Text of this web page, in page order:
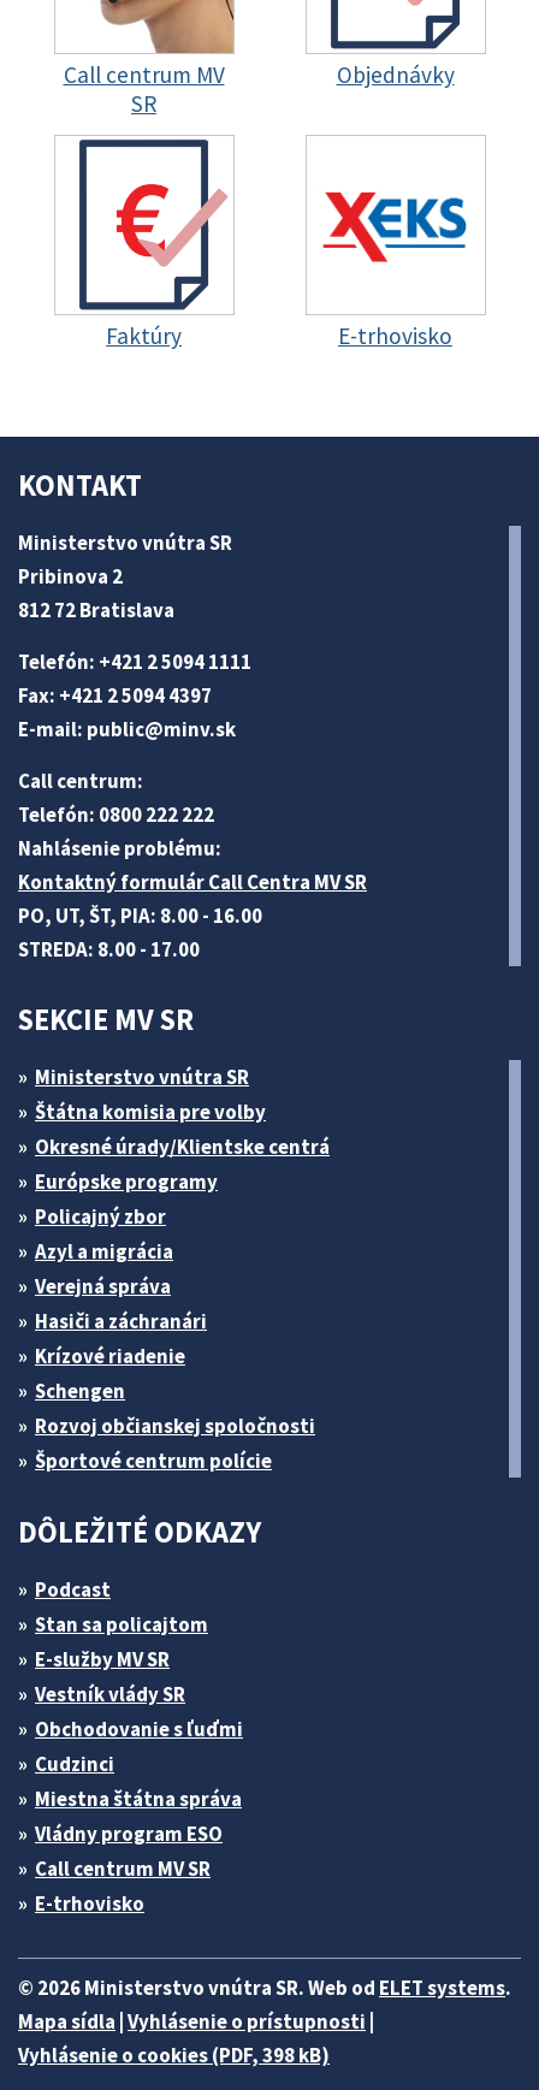
Call centrum MV
SR
Objednávky
Faktúry E-trhovisko
KONTAKT
Ministerstvo vnútra SR
Pribinova 2
812 72 Bratislava
Telefón: +421 2 5094 1111
Fax: +421 2 5094 4397
E-mail: public@minv.sk
Call centrum:
Telefón: 0800 222 222
Nahlásenie problému:
Kontaktný formulár Call Centra MV SR
PO, UT, ŠT, PIA: 8.00 - 16.00
STREDA: 8.00 - 17.00
SEKCIE MV SR
Ministerstvo vnútra SR
Štátna komisia pre volby
Okresné úrady/Klientske centrá
Európske programy
Policajný zbor
Azyl a migrácia
Verejná správa
Hasiči a záchranári
Krízové riadenie
Schengen
Rozvoj občianskej spoločnosti
Športové centrum polície
DÔLEŽITÉ ODKAZY
Podcast
Stan sa policajtom
E-služby MV SR
Vestník vlády SR
Obchodovanie s ľuďmi
Cudzinci
Miestna štátna správa
Vládny program ESO
Call centrum MV SR
E-trhovisko
© 2026 Ministerstvo vnútra SR. Web od ELET systems.
Mapa sídla Vyhlásenie o prístupnosti
Vyhlásenie o cookies (PDF, 398 kB)